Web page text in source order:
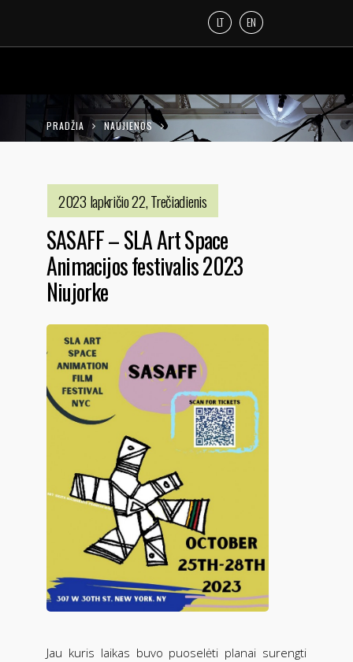
LT EN
PRADŽIA NAUJIENOS
FESTIVALIS 2023 NIUJORKE
2023 lapkričio 22, Trečiadienis
SASAFF – SLA Art Space
Animacijos festivalis 2023
Niujorke
Jau kuris laikas buvo puoselėti planai surengti